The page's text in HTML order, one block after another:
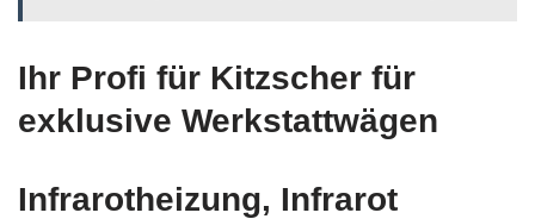
Ihr Profi für Kitzscher für
exklusive Werkstattwägen
Infrarotheizung, Infrarot